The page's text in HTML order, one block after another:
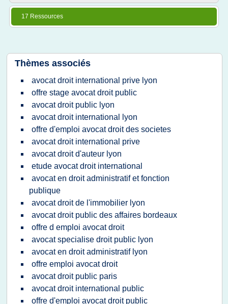
17 Ressources
Thèmes associés
avocat droit international prive lyon
offre stage avocat droit public
avocat droit public lyon
avocat droit international lyon
offre d'emploi avocat droit des societes
avocat droit international prive
avocat droit d'auteur lyon
etude avocat droit international
avocat en droit administratif et fonction
publique
avocat droit de l'immobilier lyon
avocat droit public des affaires bordeaux
offre d emploi avocat droit
avocat specialise droit public lyon
avocat en droit administratif lyon
offre emploi avocat droit
avocat droit public paris
avocat droit international public
offre d'emploi avocat droit public